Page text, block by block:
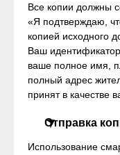
Все копии должны
«Я подтверждаю,
копией исходного
Ваш
ваше полное имя,
полный адрес
принят в качестве
Отправка
Использование